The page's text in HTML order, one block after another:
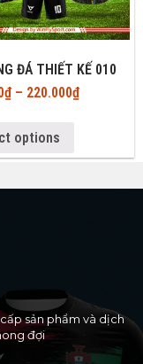
ĐÁ THIẾT KẾ 010
₫– 220.000₫
options
sản phẩm và dịch
đợi